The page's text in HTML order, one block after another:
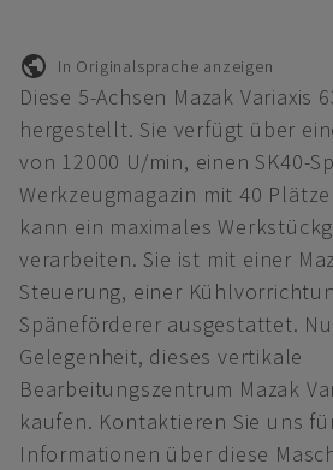
In Originalsprache anzeigen
Diese 5-Achsen Mazak Variaxis
hergestellt. Sie verfügt über
von 12000 U/min, einen SK40-
Werkzeugmagazin mit 40
kann ein maximales
verarbeiten. Sie ist mit einer
Steuerung, einer
Späneförderer ausgestattet.
Gelegenheit, dieses vertikale
Bearbeitungszentrum Mazak
kaufen. Kontaktieren Sie uns
Informationen über diese